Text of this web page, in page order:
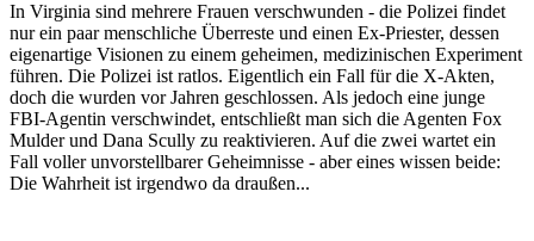
In Virginia sind mehrere Frauen verschwunden - die Polizei findet
nur ein paar menschliche Überreste und einen Ex-Priester, dessen
eigenartige Visionen zu einem geheimen, medizinischen Experiment
führen. Die Polizei ist ratlos. Eigentlich ein Fall für die X-Akten,
doch die wurden vor Jahren geschlossen. Als jedoch eine junge
FBI-Agentin verschwindet, entschließt man sich die Agenten Fox
Mulder und Dana Scully zu reaktivieren. Auf die zwei wartet ein
Fall voller unvorstellbarer Geheimnisse - aber eines wissen beide:
Die Wahrheit ist irgendwo da draußen...